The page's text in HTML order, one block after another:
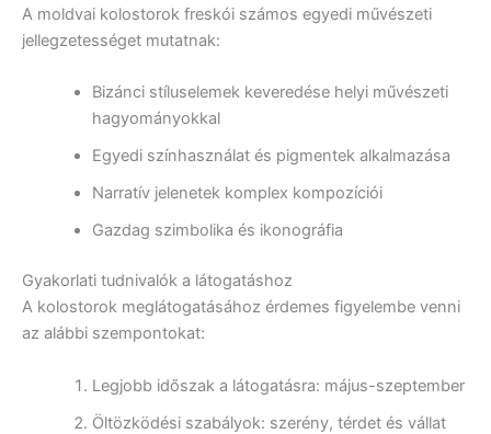
A moldvai kolostorok freskói számos egyedi művészeti
jellegzetességet mutatnak:
Bizánci stíluselemek keveredése helyi művészeti
hagyományokkal
Egyedi színhasználat és pigmentek alkalmazása
Narratív jelenetek komplex kompozíciói
Gazdag szimbolika és ikonográfia
Gyakorlati tudnivalók a látogatáshoz
A kolostorok meglátogatásához érdemes figyelembe venni
az alábbi szempontokat:
Legjobb időszak a látogatásra: május-szeptember
Öltözködési szabályok: szerény, térdet és vállat